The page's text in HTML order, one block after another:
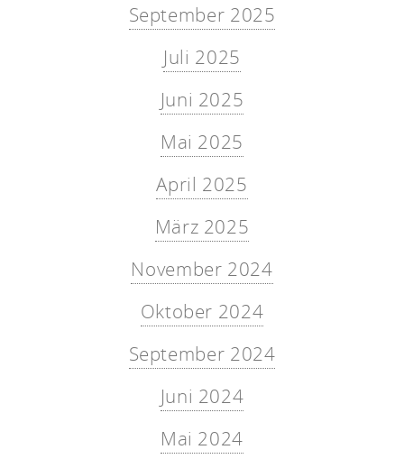
September 2025
Juli 2025
Juni 2025
Mai 2025
April 2025
März 2025
November 2024
Oktober 2024
September 2024
Juni 2024
Mai 2024